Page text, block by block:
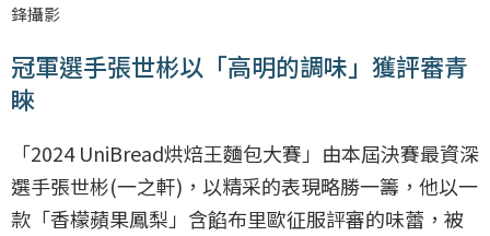
鋒攝影
冠軍選手張世彬以「高明的調味」獲評審青
睞
「2024 UniBread烘焙王麵包大賽」由本屆決賽最資深
選手張世彬(一之軒)，以精采的表現略勝一籌，他以一
款「香檬蘋果鳳梨」含餡布里歐征服評審的味蕾，被